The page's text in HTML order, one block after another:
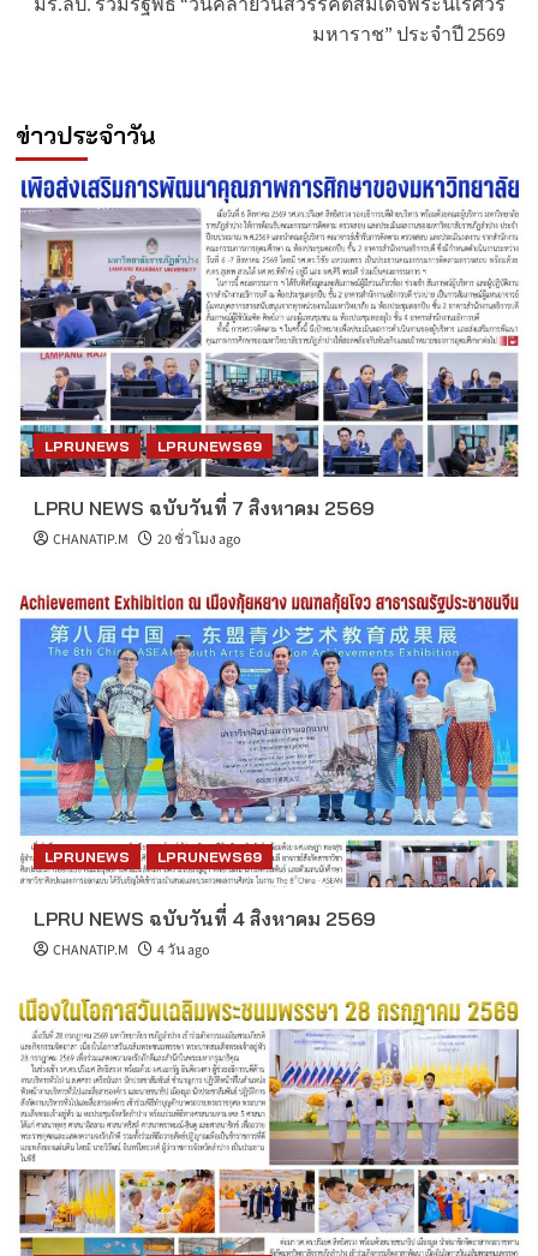
มหาราช” ประจำปี 2569
ข่าวประจำวัน
LPRUNEWS LPRUNEWS69
LPRU NEWS ฉบับวันที่ 7 สิงหาคม 2569
CHANATIP.M 20 ชั่วโมง ago
LPRUNEWS LPRUNEWS69
LPRU NEWS ฉบับวันที่ 4 สิงหาคม 2569
CHANATIP.M 4 วัน ago